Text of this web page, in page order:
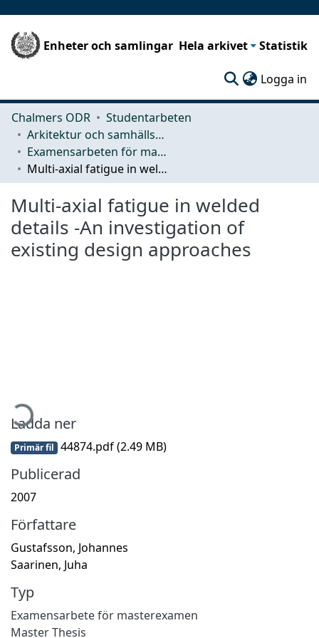
Enheter och samlingar Hela arkivet Statistik
Logga in
Chalmers ODR
Studentarbeten
Arkitektur och samhällsbyggnadsteknik (ACE)
Examensarbeten för masterexamen
Multi-axial fatigue in welded details -An investigation of existing design approaches
Multi-axial fatigue in welded
details -An investigation of
existing design approaches
Ladda ner
Primär fil 44874.pdf(2.49 MB)
Publicerad
2007
Författare
Gustafsson, Johannes
Saarinen, Juha
Typ
Examensarbete för masterexamen
Master Thesis